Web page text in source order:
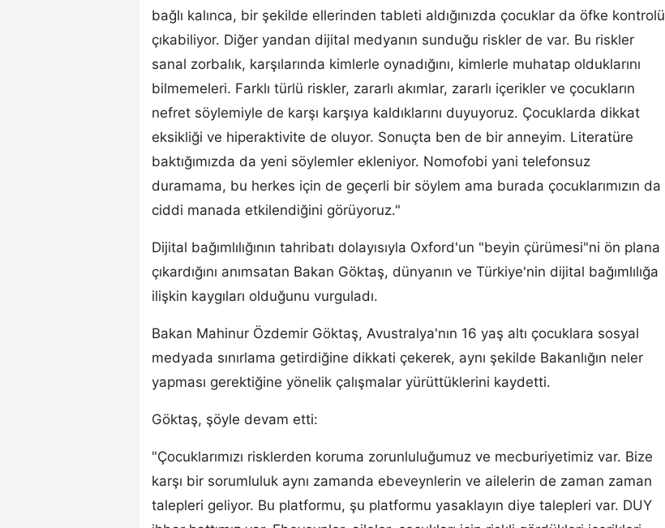
bağlı kalınca, bir şekilde ellerinden tableti aldığınızda çocuklar da öfke kontrolü
çıkabiliyor. Diğer yandan dijital medyanın sunduğu riskler de var. Bu riskler
sanal zorbalık, karşılarında kimlerle oynadığını, kimlerle muhatap olduklarını
bilmemeleri. Farklı türlü riskler, zararlı akımlar, zararlı içerikler ve çocukların
nefret söylemiyle de karşı karşıya kaldıklarını duyuyoruz. Çocuklarda dikkat
eksikliği ve hiperaktivite de oluyor. Sonuçta ben de bir anneyim. Literatüre
baktığımızda da yeni söylemler ekleniyor. Nomofobi yani telefonsuz
duramama, bu herkes için de geçerli bir söylem ama burada çocuklarımızın da
ciddi manada etkilendiğini görüyoruz."
Dijital bağımlılığının tahribatı dolayısıyla Oxford'un "beyin çürümesi"ni ön plana
çıkardığını anımsatan Bakan Göktaş, dünyanın ve Türkiye'nin dijital bağımlılığa
ilişkin kaygıları olduğunu vurguladı.
Bakan Mahinur Özdemir Göktaş, Avustralya'nın 16 yaş altı çocuklara sosyal
medyada sınırlama getirdiğine dikkati çekerek, aynı şekilde Bakanlığın neler
yapması gerektiğine yönelik çalışmalar yürüttüklerini kaydetti.
Göktaş, şöyle devam etti:
"Çocuklarımızı risklerden koruma zorunluluğumuz ve mecburiyetimiz var. Bize
karşı bir sorumluluk aynı zamanda ebeveynlerin ve ailelerin de zaman zaman
talepleri geliyor. Bu platformu, şu platformu yasaklayın diye talepleri var. DUY